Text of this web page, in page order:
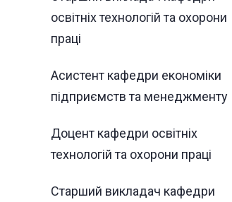
освітніх технологій та охорони
праці
Асистент кафедри економіки
підприємств та менеджменту
Доцент кафедри освітніх
технологій та охорони праці
Старший викладач кафедри